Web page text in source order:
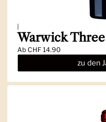
Warwick
AbCHF 14.90
zu den